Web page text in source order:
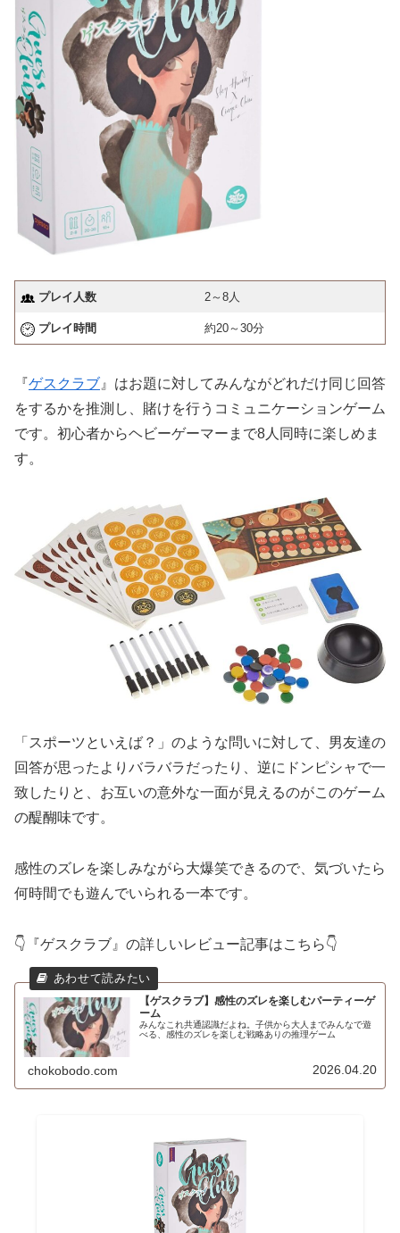
プレイ人数 2～8人
プレイ時間 約20～30分
『ゲスクラブ 』はお題に対してみんながどれだけ同じ回答
をするかを推測し、賭けを行うコミュニケーションゲーム
です。初心者からヘビーゲーマーまで8人同時に楽しめま
す。
「スポーツといえば？」のような問いに対して、男友達の
回答が思ったよりバラバラだったり、逆にドンピシャで一
致したりと、お互いの意外な一面が見えるのがこのゲーム
の醍醐味です。
感性のズレを楽しみながら大爆笑できるので、気づいたら
何時間でも遊んでいられる一本です。
👇『ゲスクラブ』の詳しいレビュー記事はこちら👇
【ゲスクラブ】感性のズレを楽しむパーティーゲ
ーム
みんなこれ共通認識だよね。子供から大人までみんなで遊
べる、感性のズレを楽しむ戦略ありの推理ゲーム
chokobodo.com 2026.04.20